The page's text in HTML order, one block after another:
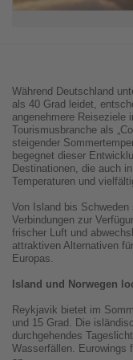
Während Deutschland
als 40 Grad leidet,
angenehmere Reiseziele
Tourismusbranche als
steigender
begegnet dieser
Destinationen, die auch
Temperaturen und
Von Island bis
Verbindungen zur
frischer Luft und
attraktiven Alternativen
Europas.
Island und Norwegen
Reykjavik bietet im
und 15 Grad. Die
durchgehendes
Wasserfällen. Eurowings